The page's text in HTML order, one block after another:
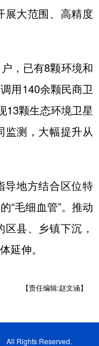
語 한국어
展大范围、高精度
，已有8颗环境和
用140余颗民商卫
13颗生态环境卫星
监测，大幅提升从
地方结合区位特
“毛细血管”。推动
县、乡镇下沉，
延伸。
【责任编辑:赵文涵】
All Rights Reserved.